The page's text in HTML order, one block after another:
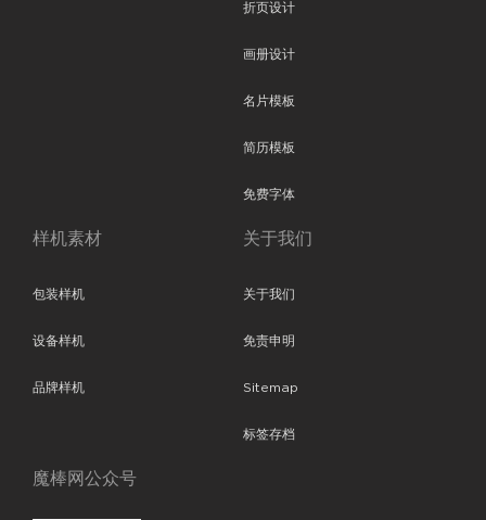
折页设计
画册设计
名片模板
简历模板
免费字体
样机素材
包装样机
设备样机
品牌样机
关于我们
关于我们
免责申明
Sitemap
标签存档
魔棒网公众号